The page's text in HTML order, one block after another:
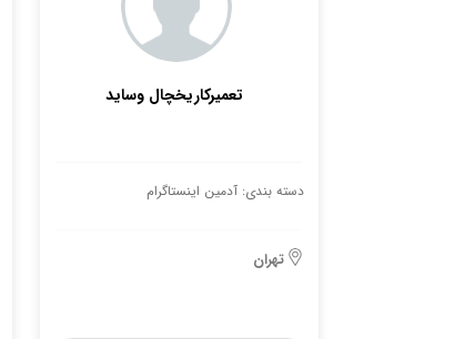
تعمیرکاریخچال وساید
دسته بندی: آدمین اینستاگرام
تهران